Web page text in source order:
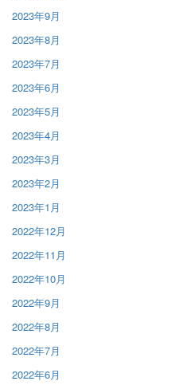
2023年9月
2023年8月
2023年7月
2023年6月
2023年5月
2023年4月
2023年3月
2023年2月
2023年1月
2022年12月
2022年11月
2022年10月
2022年9月
2022年8月
2022年7月
2022年6月